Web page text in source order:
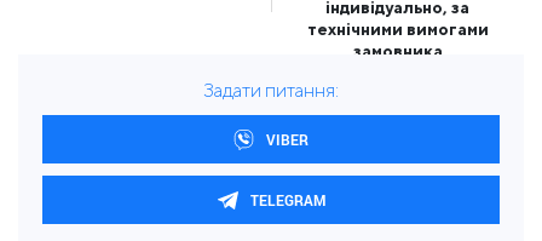
індивідуально, за
технічними вимогами
замовника
Задати питання:
VIBER
TELEGRAM